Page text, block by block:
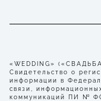
«WEDDING»
Свидетельство о
информации в
связи,
коммуникаций ПИ №